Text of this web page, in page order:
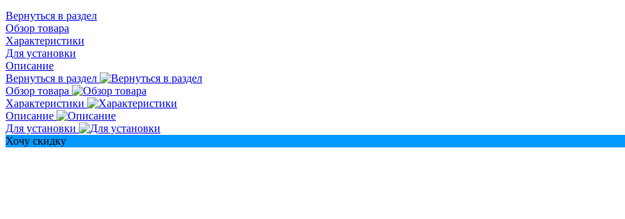
Вернуться в раздел
Обзор товара
Характеристики
Для установки
Описание
Вернуться в раздел
Обзор товара
Характеристики
Описание
Для установки
Хочу скидку